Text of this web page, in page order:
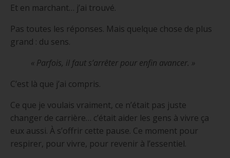
Et en marchant… j’ai trouvé.
Pas toutes les réponses. Mais quelque chose de plus
grand : du sens.
« Parfois, il faut s’arrêter pour enfin avancer. »
C’est là que j’ai compris.
Ce que je voulais vraiment, ce n’était pas juste
changer de carrière… c’était aider les gens à vivre ça
eux aussi. À s’offrir cette pause. Ce moment pour
respirer, pour vivre, pour revenir à l’essentiel.